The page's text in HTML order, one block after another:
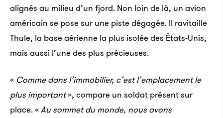
alignés au milieu d’un fjord. Non loin de là, un avion
américain se pose sur une piste dégagée. Il ravitaille
Thule, la base aérienne la plus isolée des États-Unis,
mais aussi l’une des plus précieuses.
« Comme dans l’immobilier, c’est l’emplacement le
plus important», compare un soldat présent sur
place. «Au sommet du monde, nous avons